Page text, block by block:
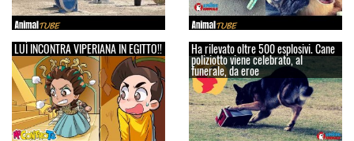
LUÌ INCONTRA VIPERIANA IN EGITTO!! Ha rilevato oltre 500 esplosivi. Cane
poliziotto viene celebrato, al
funerale, da eroe